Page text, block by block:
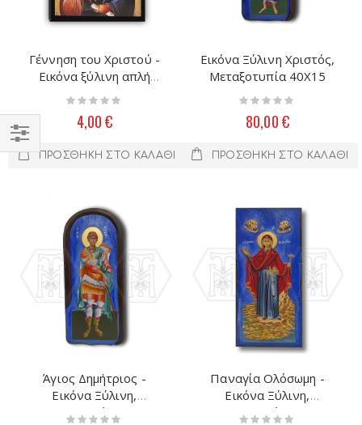
Γέννηση του Χριστού -
Εικόνα ξύλινη απλή
10X15
Rating:
4,00 €
ΠΡΟΣΘΉΚΗ ΣΤΟ ΚΑΛΆΘΙ
Εικόνα Ξύλινη Χριστός,
Μεταξοτυπία 40Χ15
Rating:
80,00 €
ΠΡΟΣΘΉΚΗ ΣΤΟ ΚΑΛΆΘΙ
Άγιος Δημήτριος -
Εικόνα Ξύλινη,
Μεταξοτυπία 40Χ15
Rating:
Παναγία Ολόσωμη -
Εικόνα Ξύλινη,
Μεταξοτυπία 40Χ15
Rating:
Filter